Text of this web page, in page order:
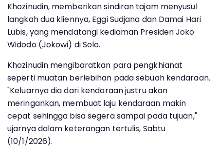
Khozinudin, memberikan sindiran tajam menyusul
langkah dua kliennya, Eggi Sudjana dan Damai Hari
Lubis, yang mendatangi kediaman Presiden Joko
Widodo (Jokowi) di Solo.
Khozinudin mengibaratkan para pengkhianat
seperti muatan berlebihan pada sebuah kendaraan.
"Keluarnya dia dari kendaraan justru akan
meringankan, membuat laju kendaraan makin
cepat sehingga bisa segera sampai pada tujuan,"
ujarnya dalam keterangan tertulis, Sabtu
(10/1/2026).